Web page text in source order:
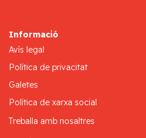
Informació
Avís legal
Política de privacitat
Galetes
Política de xarxa social
Treballa amb nosaltres